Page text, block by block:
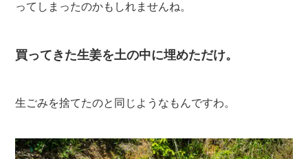
ってしまったのかもしれませんね。
買ってきた生姜を土の中に埋めただけ。
生ごみを捨てたのと同じようなもんですわ。